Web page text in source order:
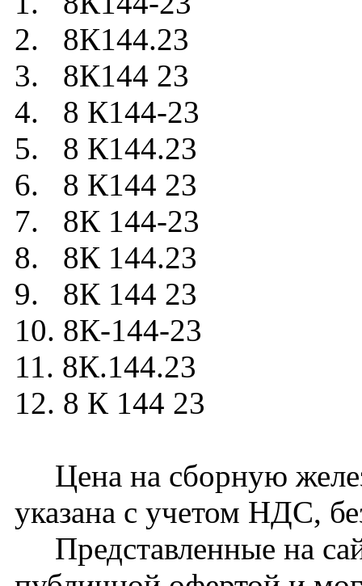
2. 8К144.23
3. 8К144 23
4. 8 К144-23
5. 8 К144.23
6. 8 К144 23
7. 8К 144-23
8. 8К 144.23
9. 8К 144 23
10. 8К-144-23
11. 8К.144.23
12. 8 К 144 23
Цена на сборную
указана с учетом НДС,
Представленные на